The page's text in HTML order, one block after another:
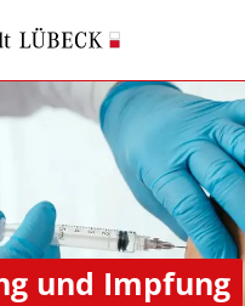
und Impfung